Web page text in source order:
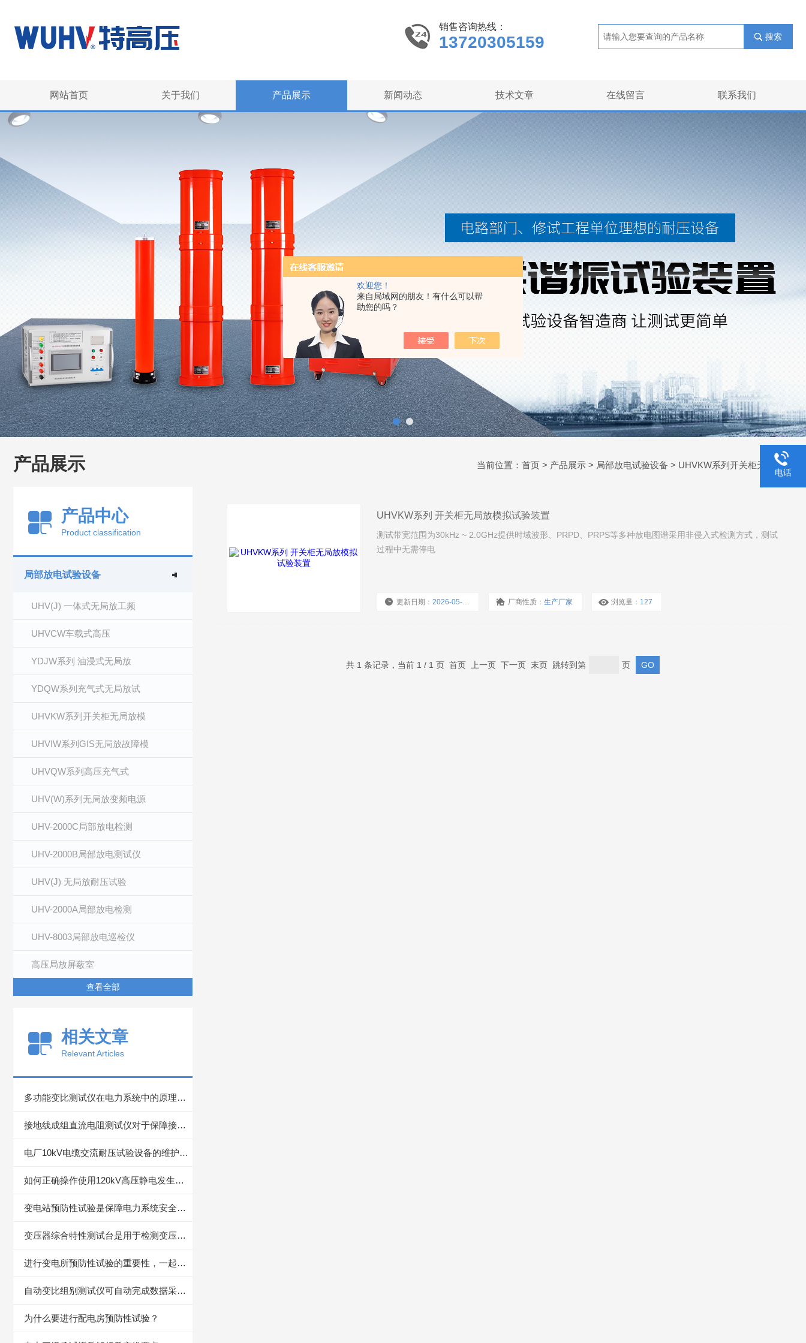
欢迎您！
来自局域网的朋友！有什么可以帮
助您的吗？
销售咨询热线：
13720305159 搜索
网站首页 关于我们 产品展示 新闻动态 技术文章 在线留言 联系我们
产品展示 当前位置： 首页 > 产品展示 > 局部放电试验设备 > UHVKW系列开关柜无局放模
产品中心
Product classification
局部放电试验设备
UHV(J) 一体式无局放工频
UHVCW车载式高压
YDJW系列 油浸式无局放
YDQW系列充气式无局放试
UHVKW系列开关柜无局放模
UHVIW系列GIS无局放故障模
UHVQW系列高压充气式
UHV(W)系列无局放变频电源
UHV-2000C局部放电检测
UHV-2000B局部放电测试仪
UHV(J) 无局放耐压试验
UHV-2000A局部放电检测
UHV-8003局部放电巡检仪
高压局放屏蔽室
查看全部
相关文章
Relevant Articles
多功能变比测试仪在电力系统中的原理，你不了解一下？
接地线成组直流电阻测试仪对于保障接地系统的可靠性具有重要意义
电厂10kV电缆交流耐压试验设备的维护保养方法
如何正确操作使用120kV高压静电发生器？
变电站预防性试验是保障电力系统安全稳定运行的重要措施
变压器综合特性测试台是用于检测变压器多项电气性能的重要设备
进行变电所预防性试验的重要性，一起了解下
自动变比组别测试仪可自动完成数据采集、相位分析
为什么要进行配电房预防性试验？
UHVKW系列 开关柜无局放模拟试验装置
测试带宽范围为30kHz ~ 2.0GHz提供时域波形、PRPD、PRPS等多种放电图谱采用非侵入式检测方式，测试
过程中无需停电
更新日期：2026-05-27 厂商性质：生产厂家 浏览量： 127
共 1 条记录，当前 1 / 1 页 首页 上一页 下一页 末页 跳转到第 页
电话